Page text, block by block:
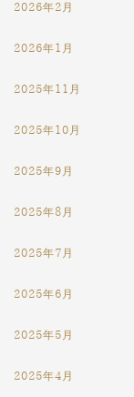
2026年2月
2026年1月
2025年11月
2025年10月
2025年9月
2025年8月
2025年7月
2025年6月
2025年5月
2025年4月